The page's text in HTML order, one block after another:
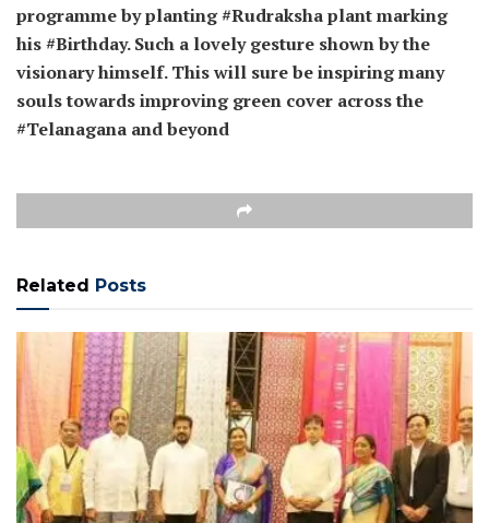
programme by planting #Rudraksha plant marking
his #Birthday. Such a lovely gesture shown by the
visionary himself. This will sure be inspiring many
souls towards improving green cover across the
#Telanagana and beyond
Related Posts